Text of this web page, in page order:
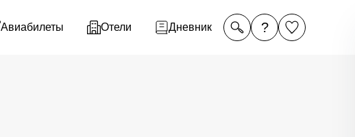
Авиабилеты Отели Дневник ?